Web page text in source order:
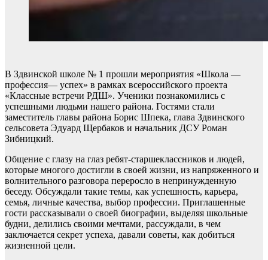
В Здвинской школе № 1 прошли мероприятия «Школа —
профессия— успех» в рамках всероссийского проекта
«Классные встречи РДШ». Ученики познакомились с
успешными людьми нашего района. Гостями стали
заместитель главы района Борис Шпека, глава Здвинского
сельсовета Эдуард Щербаков и начальник ДСУ Роман
Зибницкий.
Общение с глазу на глаз ребят-старшеклассников и людей,
которые многого достигли в своей жизни, из напряженного и
волнительного разговора переросло в непринужденную
беседу. Обсуждали такие темы, как успешность, карьера,
семья, личные качества, выбор профессии. Приглашенные
гости рассказывали о своей биографии, выделяя школьные
будни, делились своими мечтами, рассуждали, в чем
заключается секрет успеха, давали советы, как добиться
жизненной цели.